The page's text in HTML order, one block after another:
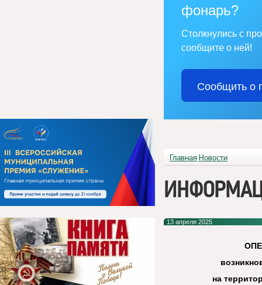
фонарь?
Столкнулись с
сообщите о ней!
Сообщить о
Главная Новости
13 апреля 2025
на